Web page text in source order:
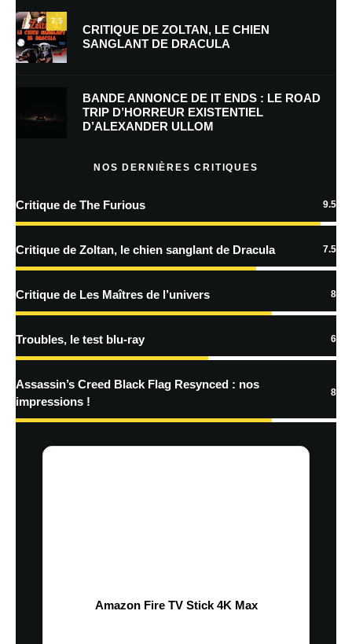
Enregistrer mon nom, mon e-mail et mon site dans le navigateur pour
mon prochain commentaire.
Prévenez-moi de tous les nouveaux commentaires par e-mail.
En savoir
traitées
7.5
CRITIQUE DE ZOLTAN, LE CHIEN
SANGLANT DE DRACULA
BANDE ANNONCE DE IT ENDS : LE ROAD
TRIP D’HORREUR EXISTENTIEL
D’ALEXANDER ULLOM
NOS DERNIÈRES CRITIQUES
Critique de The Furious 9.5
Critique de Zoltan, le chien sanglant de Dracula 7.5
Critique de Les Maîtres de l’univers 8
Troubles, le test blu-ray 6
Assassin’s Creed Black Flag Resynced : nos
impressions !
8
Amazon Fire TV Stick 4K Max